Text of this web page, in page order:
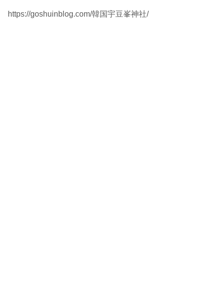
https://goshuinblog.com/韓国宇豆峯神社/